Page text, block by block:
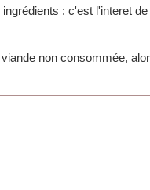
: c'est l'interet
non consommée,